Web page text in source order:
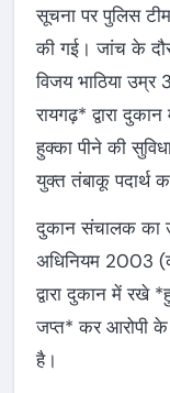
सूचना पर पुलिस टीम
की गई। जांच के
विजय भाठिया उम्र
रायगढ़* द्वारा
हुक्का पीने की
युक्त तंबाकू पदार्थ
दुकान संचालक का
अधिनियम 2003
द्वारा दुकान में रखे
जप्त* कर आरोपी के
है।